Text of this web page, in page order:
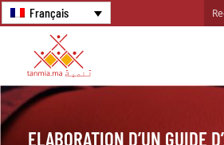
Français
ELABORATION D’UN GUIDE